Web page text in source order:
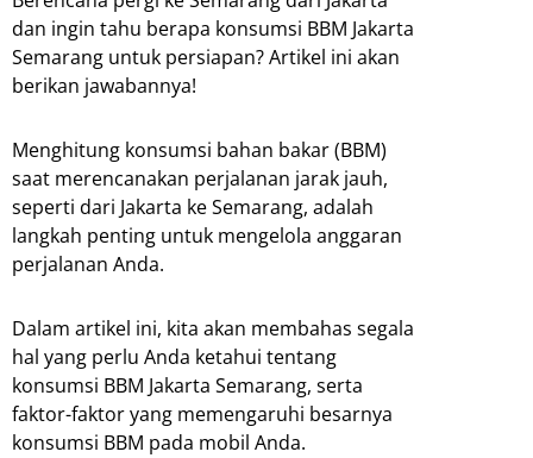
dan ingin tahu berapa konsumsi BBM Jakarta
Semarang untuk persiapan? Artikel ini akan
berikan jawabannya!
Menghitung konsumsi bahan bakar (BBM)
saat merencanakan perjalanan jarak jauh,
seperti dari Jakarta ke Semarang, adalah
langkah penting untuk mengelola anggaran
perjalanan Anda.
Dalam artikel ini, kita akan membahas segala
hal yang perlu Anda ketahui tentang
konsumsi BBM Jakarta Semarang, serta
faktor-faktor yang memengaruhi besarnya
konsumsi BBM pada mobil Anda.